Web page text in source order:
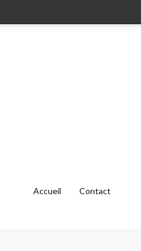
Accueil Contact